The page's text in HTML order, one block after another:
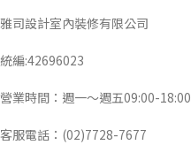
雅司設計室內裝修有限公司
統編:42696023
營業時間：週一～週五09:00-18:00
客服電話：(02)7728-7677